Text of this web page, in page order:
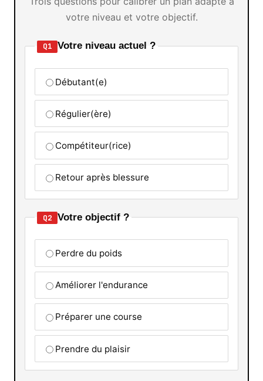
votre niveau et votre objectif.
Q1 Votre niveau actuel ?
Débutant(e)
Régulier(ère)
Compétiteur(rice)
Retour après blessure
Q2 Votre objectif ?
Perdre du poids
Améliorer l'endurance
Préparer une course
Prendre du plaisir